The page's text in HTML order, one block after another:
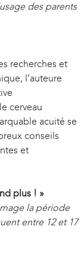
des parents
recherches et
l’auteure
cerveau
acuité se
conseils
et
plus ! »
la période
entre 12 et 17